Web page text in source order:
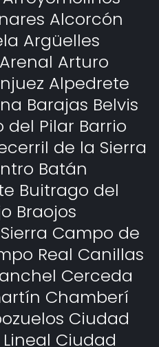
Alcorcón
Argüelles
Arturo
Alpedrete
Barajas Belvis
Pilar Barrio
de la Sierra
Batán
Buitrago del
Braojos
Campo de
Real Canillas
Cerceda
Chamberí
Ciudad
Ciudad